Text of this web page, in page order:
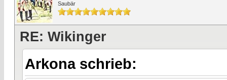
Saubär
RE: Wikinger
Arkona schrieb: